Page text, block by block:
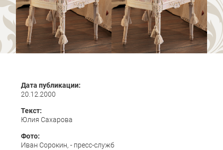
Дата публикации:
20.12.2000
Текст:
Юлия Сахарова
Фото:
Иван Сорокин, - пресс-служб